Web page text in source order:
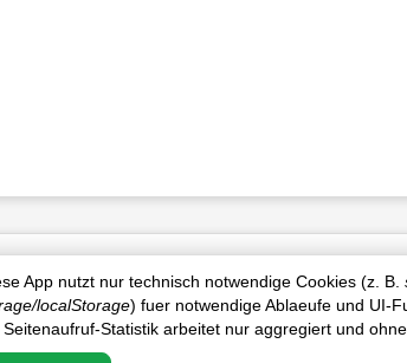
App nutzt nur technisch notwendige Cookies (z. B.
localStorage) fuer notwendige Ablaeufe und UI-
Statistik arbeitet nur aggregiert und